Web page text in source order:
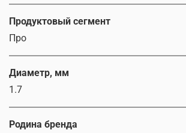
Продуктовый сегмент
Про
Диаметр, мм
1.7
Родина бренда